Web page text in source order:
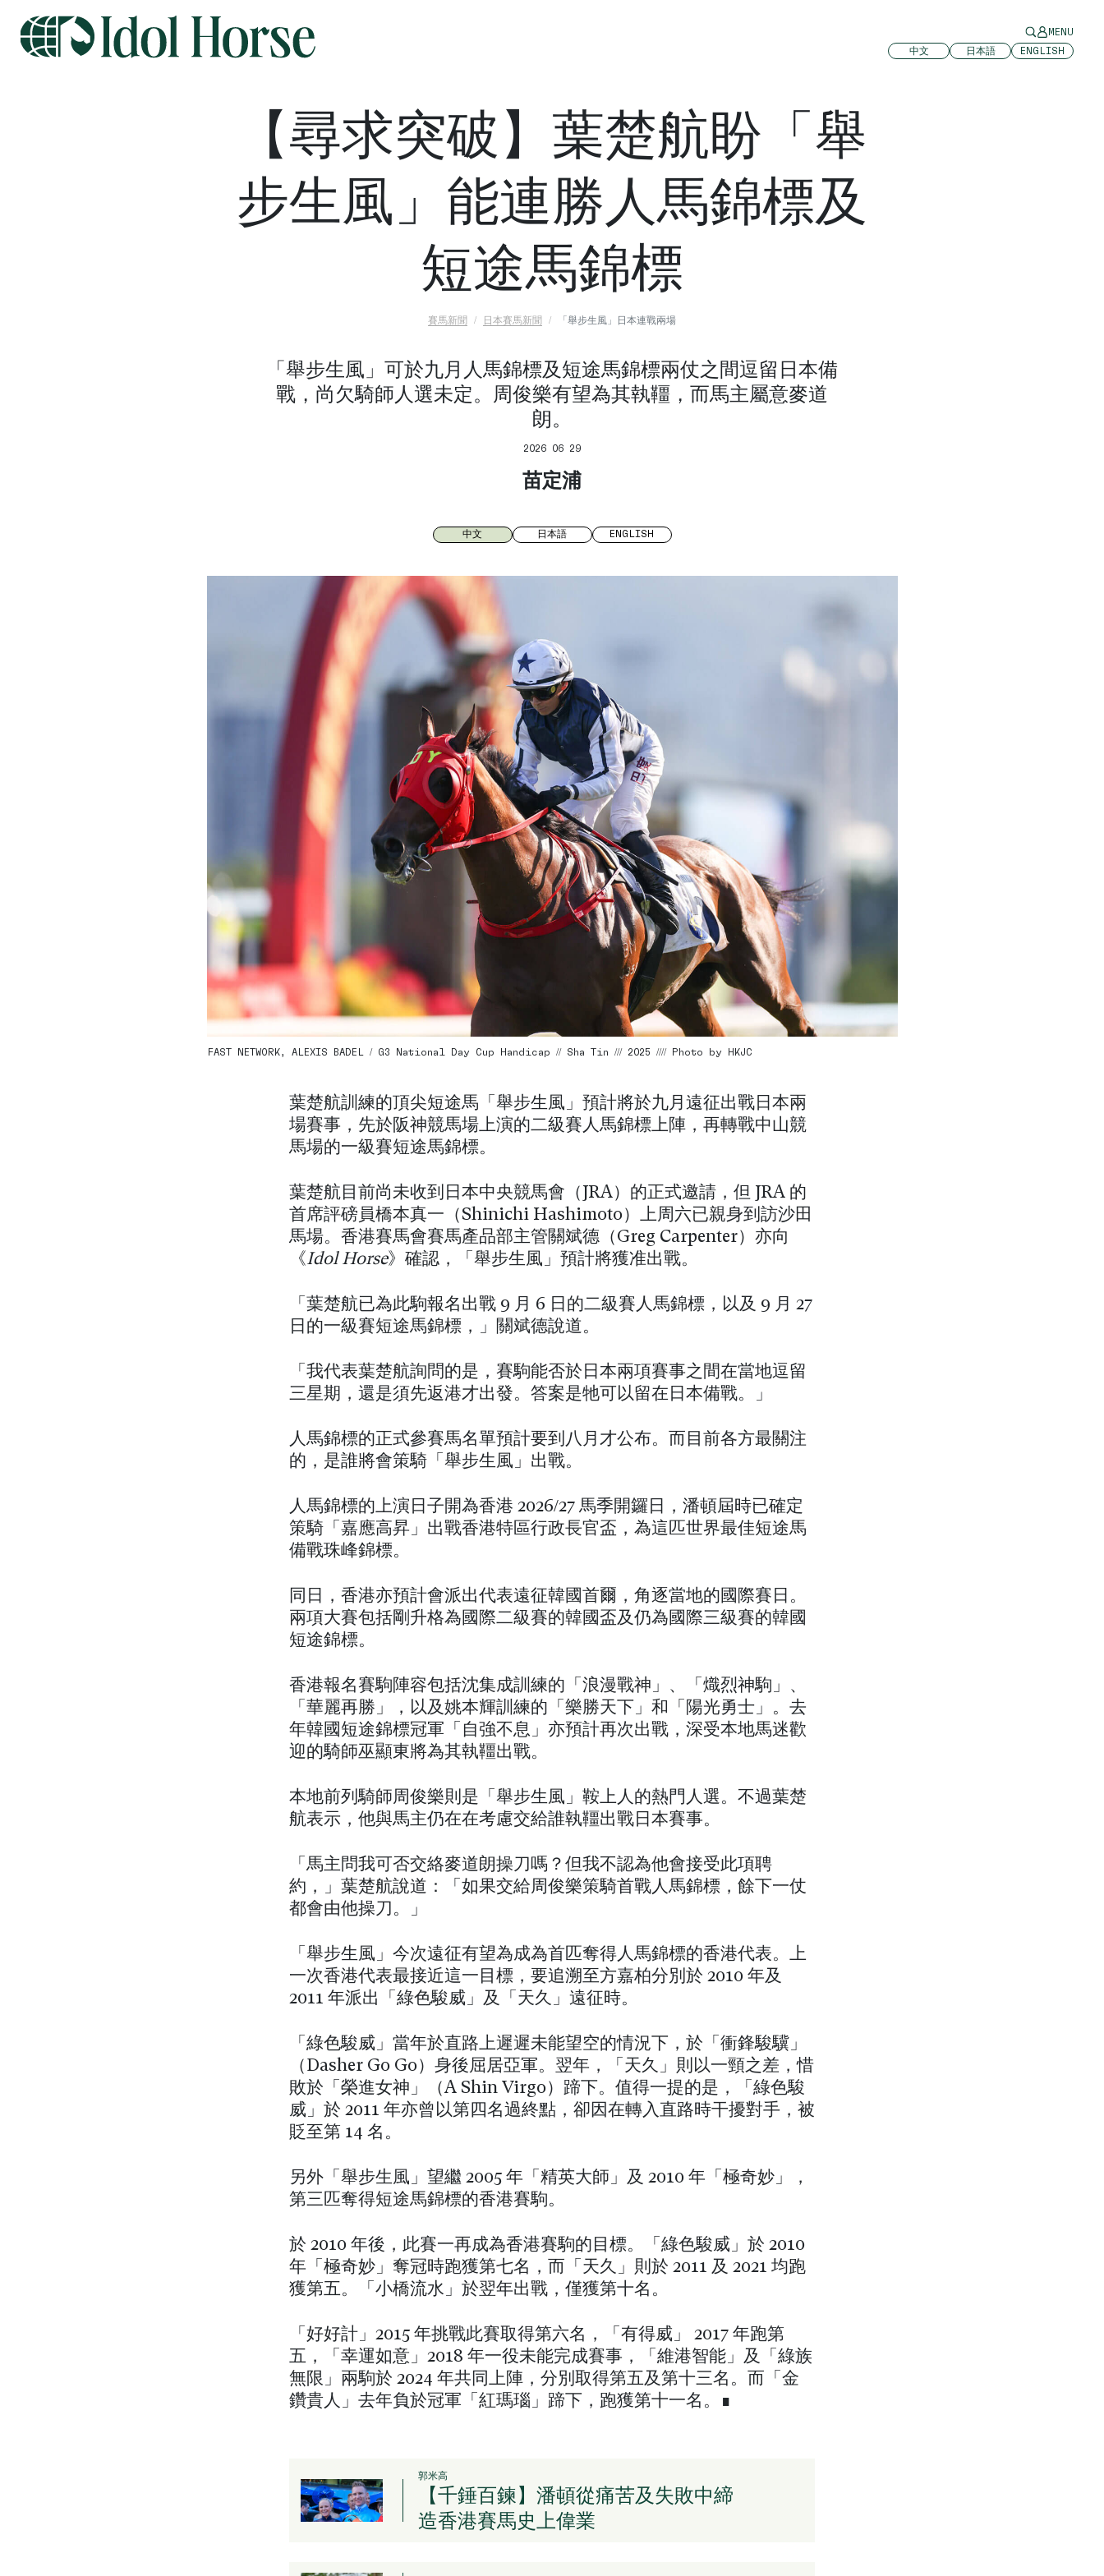
MENU
中文
日本語 ENGLISH
【尋求突破】葉楚航盼「舉
步生風」能連勝人馬錦標及
短途馬錦標
賽馬新聞 日本賽馬新聞 「舉步生風」日本連戰兩場
「舉步生風」可於九月人馬錦標及短途馬錦標兩仗之間逗留日本備
戰，尚欠騎師人選未定。周俊樂有望為其執韁，而馬主屬意麥道
朗。
2026 06 29
苗定浦
中文 日本語 ENGLISH
FAST NETWORK, ALEXIS BADEL / G3 National Day Cup Handicap // Sha Tin /// 2025 //// Photo by HKJC
葉楚航訓練的頂尖短途馬「舉步生風」預計將於九月遠征出戰日本兩
場賽事，先於阪神競馬場上演的二級賽人馬錦標上陣，再轉戰中山競
馬場的一級賽短途馬錦標。
葉楚航目前尚未收到日本中央競馬會（JRA）的正式邀請，但 JRA 的
首席評磅員橋本真一（Shinichi Hashimoto）上周六已親身到訪沙田
馬場。香港賽馬會賽馬產品部主管關斌德（Greg Carpenter）亦向
《Idol Horse》確認，「舉步生風」預計將獲准出戰。
「葉楚航已為此駒報名出戰 9 月 6 日的二級賽人馬錦標，以及 9 月 27
日的一級賽短途馬錦標，」關斌德說道。
「我代表葉楚航詢問的是，賽駒能否於日本兩項賽事之間在當地逗留
三星期，還是須先返港才出發。答案是牠可以留在日本備戰。」
人馬錦標的正式參賽馬名單預計要到八月才公布。而目前各方最關注
的，是誰將會策騎「舉步生風」出戰。
人馬錦標的上演日子開為香港 2026/27 馬季開鑼日，潘頓屆時已確定
策騎「嘉應高昇」出戰香港特區行政長官盃，為這匹世界最佳短途馬
備戰珠峰錦標。
同日，香港亦預計會派出代表遠征韓國首爾，角逐當地的國際賽日。
兩項大賽包括剛升格為國際二級賽的韓國盃及仍為國際三級賽的韓國
短途錦標。
香港報名賽駒陣容包括沈集成訓練的「浪漫戰神」、「熾烈神駒」、
「華麗再勝」，以及姚本輝訓練的「樂勝天下」和「陽光勇士」。去
年韓國短途錦標冠軍「自強不息」亦預計再次出戰，深受本地馬迷歡
迎的騎師巫顯東將為其執韁出戰。
本地前列騎師周俊樂則是「舉步生風」鞍上人的熱門人選。不過葉楚
航表示，他與馬主仍在在考慮交給誰執韁出戰日本賽事。
「馬主問我可否交絡麥道朗操刀嗎？但我不認為他會接受此項聘
約，」葉楚航說道：「如果交給周俊樂策騎首戰人馬錦標，餘下一仗
都會由他操刀。」
「舉步生風」今次遠征有望為成為首匹奪得人馬錦標的香港代表。上
一次香港代表最接近這一目標，要追溯至方嘉柏分別於 2010 年及
2011 年派出「綠色駿威」及「天久」遠征時。
「綠色駿威」當年於直路上遲遲未能望空的情況下，於「衝鋒駿驥」
（Dasher Go Go）身後屈居亞軍。翌年，「天久」則以一頸之差，惜
敗於「榮進女神」（A Shin Virgo）蹄下。值得一提的是，「綠色駿
威」於 2011 年亦曾以第四名過終點，卻因在轉入直路時干擾對手，被
貶至第 14 名。
另外「舉步生風」望繼 2005 年「精英大師」及 2010 年「極奇妙」，
第三匹奪得短途馬錦標的香港賽駒。
於 2010 年後，此賽一再成為香港賽駒的目標。「綠色駿威」於 2010
年「極奇妙」奪冠時跑獲第七名，而「天久」則於 2011 及 2021 均跑
獲第五。「小橋流水」於翌年出戰，僅獲第十名。
「好好計」2015 年挑戰此賽取得第六名，「有得威」 2017 年跑第
五，「幸運如意」2018 年一役未能完成賽事，「維港智能」及「綠族
無限」兩駒於 2024 年共同上陣，分別取得第五及第十三名。而「金
鑽貴人」去年負於冠軍「紅瑪瑙」蹄下，跑獲第十一名。∎
郭米高
【千錘百鍊】潘頓從痛苦及失敗中締
造香港賽馬史上偉業